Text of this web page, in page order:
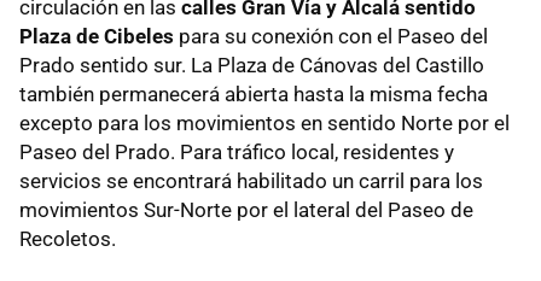
circulación en las calles Gran Vía y Alcalá sentido
Plaza de Cibeles para su conexión con el Paseo del
Prado sentido sur. La Plaza de Cánovas del Castillo
también permanecerá abierta hasta la misma fecha
excepto para los movimientos en sentido Norte por el
Paseo del Prado. Para tráfico local, residentes y
servicios se encontrará habilitado un carril para los
movimientos Sur-Norte por el lateral del Paseo de
Recoletos.